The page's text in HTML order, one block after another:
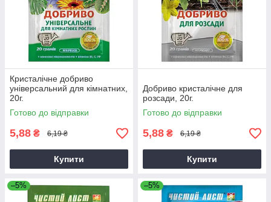
Кристалічне добриво
універсальний для кімнатних,
20г.
Готово до відправки
5,88 ₴ 6,19 ₴
Купити
Добриво кристалічне для
розсади, 20г.
Готово до відправки
5,88 ₴ 6,19 ₴
Купити
–5% –5%